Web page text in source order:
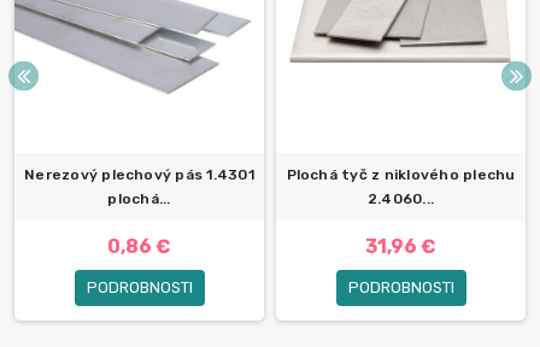
Nerezový plechový pás 1.4301
plochá...
0,86 €
PODROBNOSTI
Plochá tyč z niklového plechu
2.4060...
31,96 €
PODROBNOSTI